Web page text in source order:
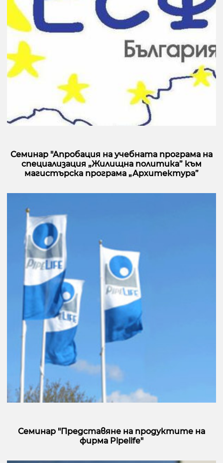
Семинар "Апробация на учебната програма на
специализация „Жилищна политика” към
магистърска програма „Архитектура”
Семинар "Представяне на продуктите на
фирма Pipelife"